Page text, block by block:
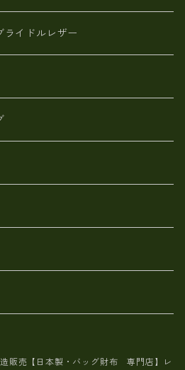
製】メンズ 財布
ズ 財布
ンズ レディース
ザラシ革(シールスキン)
ライドルレザー
販売【日本製・バッグ財布 専門店】レ